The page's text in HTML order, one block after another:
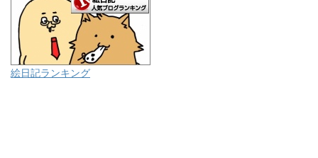
絵日記ランキング